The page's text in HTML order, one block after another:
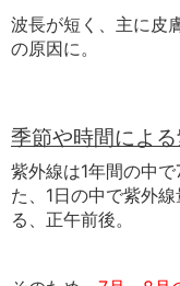
波長が短く、主に皮
の原因に。
季節や時間によ
紫外線は1年間の中
た、1日の中で紫外
る、正午前後。